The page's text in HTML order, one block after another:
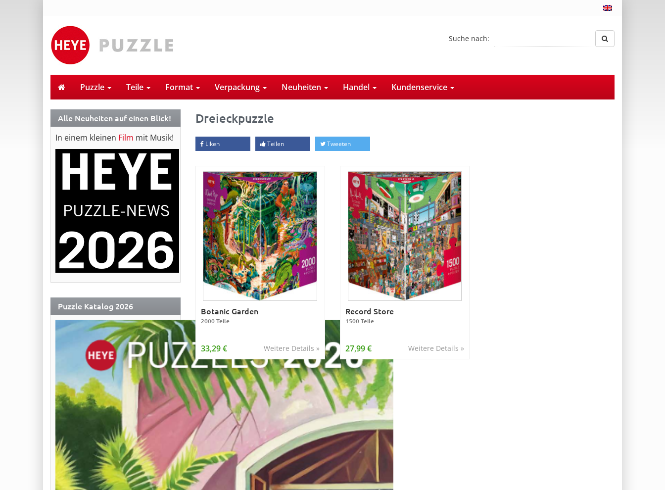
Suche nach:
Puzzle Teile Format Verpackung Neuheiten Handel Kundenservice
Alle Neuheiten auf einen Blick!
In einem kleinen Film mit Musik!
Puzzle Katalog 2026
Dreieckpuzzle
Liken Teilen Tweeten
Botanic Garden
2000 Teile
Weitere Details »
33,29 €
Record Store
1500 Teile
Weitere Details »
27,99 €